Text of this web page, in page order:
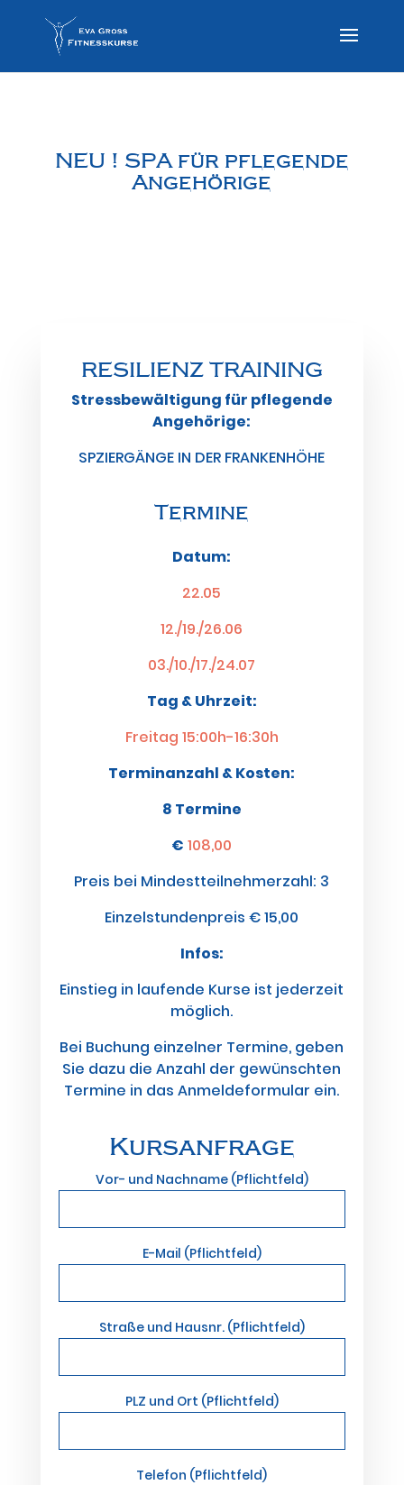
NEU ! SPA für pflegende
Angehörige
RESILIENZ TRAINING
Stressbewältigung für pflegende
Angehörige:
SPZIERGÄNGE IN DER FRANKENHÖHE
Termine
Datum:
22.05
12./19./26.06
03./10./17./24.07
Tag & Uhrzeit:
Freitag 15:00h-16:30h
Terminanzahl & Kosten:
8 Termine
€ 108,00
Preis bei Mindestteilnehmerzahl: 3
Einzelstundenpreis € 15,00
Infos:
Einstieg in laufende Kurse ist jederzeit
möglich.
Bei Buchung einzelner Termine, geben
Sie dazu die Anzahl der gewünschten
Termine in das Anmeldeformular ein.
Kursanfrage
Vor- und Nachname (Pflichtfeld)
E-Mail (Pflichtfeld)
Straße und Hausnr. (Pflichtfeld)
PLZ und Ort (Pflichtfeld)
Telefon (Pflichtfeld)